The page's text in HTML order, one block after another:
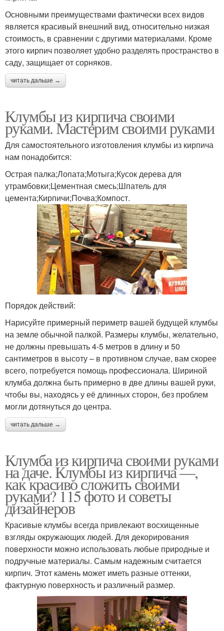
Основными преимуществами фактически всех видов
является красивый внешний вид, относительно низкая
стоимость, в сравнении с другими материалами. Кроме
этого кирпич позволяет удобно разделять пространство в
саду, защищает от сорняков.
читать дальше →
Клумбы из кирпича своими
руками. Мастерим своими руками
Для самостоятельного изготовления клумбы из кирпича
нам понадобится:
Острая палка;Лопата;Мотыга;Кусок дерева для
утрамбовки;Цементная смесь;Шпатель для
цемента;Кирпичи;Почва;Компост.
Порядок действий:
Нарисуйте примерный периметр вашей будущей клумбы
на земле обычной палкой. Размеры клумбы, желательно,
не должны превышать 4-5 метров в длину и 50
сантиметров в высоту – в противном случае, вам скорее
всего, потребуется помощь профессионала. Шириной
клумба должна быть примерно в две длины вашей руки,
чтобы вы, находясь у её длинных сторон, без проблем
могли дотянуться до центра.
читать дальше →
Клумба из кирпича своими руками
на даче. Клумбы из кирпича —,
как красиво сложить своими
руками? 115 фото и советы
дизайнеров
Красивые клумбы всегда привлекают восхищенные
взгляды окружающих людей. Для декорирования
поверхности можно использовать любые природные и
подручные материалы. Самым надежным считается
кирпич. Этот камень может иметь разные оттенки,
фактурную поверхность и различный размер.